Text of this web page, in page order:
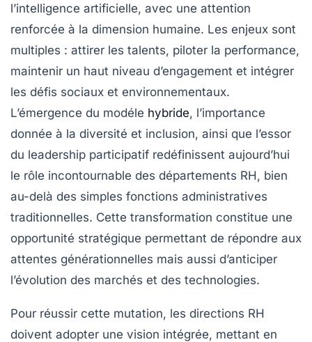
l’intelligence artificielle, avec une attention
renforcée à la dimension humaine. Les enjeux sont
multiples : attirer les talents, piloter la performance,
maintenir un haut niveau d’engagement et intégrer
les défis sociaux et environnementaux.
L’émergence du modéle hybride, l’importance
donnée à la diversité et inclusion, ainsi que l’essor
du leadership participatif redéfinissent aujourd’hui
le rôle incontournable des départements RH, bien
au-delà des simples fonctions administratives
traditionnelles. Cette transformation constitue une
opportunité stratégique permettant de répondre aux
attentes générationnelles mais aussi d’anticiper
l’évolution des marchés et des technologies.
Pour réussir cette mutation, les directions RH
doivent adopter une vision intégrée, mettant en